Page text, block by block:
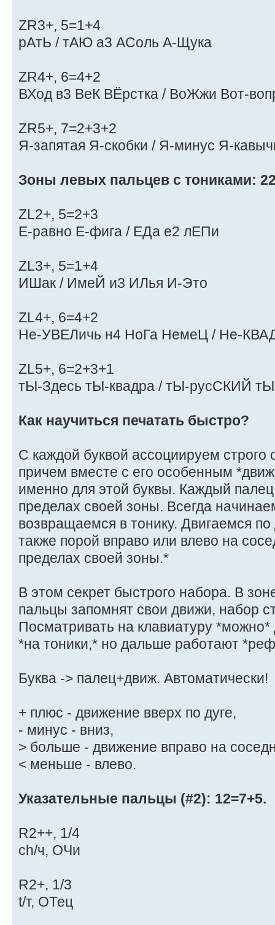
ZR3+, 5=1+4
рАтЬ / тАЮ а3 АСоль А-Щука
ZR4+, 6=4+2
ВХод в3 ВеК ВЁрстка / ВоЖжи Вот-
ZR5+, 7=2+3+2
Я-запятая Я-скобки / Я-минус Я-
Зоны левых пальцев с тониками:
ZL2+, 5=2+3
Е-равно Е-фига / ЕДа е2 лЕПи
ZL3+, 5=1+4
ИШак / ИмеЙ и3 ИЛья И-Это
ZL4+, 6=4+2
Не-УВЕЛичь н4 НоГа НемеЦ / Не-
ZL5+, 6=2+3+1
тЫ-Здесь тЫ-квадра / тЫ-русСКИЙ
Как научиться печатать быстро?
C каждой буквой ассоциируем
причем вместе с его особенным
именно для этой буквы. Каждый палец
пределах своей зоны. Всегда
возвращаемся в тонику. Двигаемся по
также порой вправо или влево на
пределах своей зоны.*
В этом секрет быстрого набора. В
пальцы запомнят свои движи, набор
Посматривать на клавиатуру *можно*
*на тоники,* но дальше работают
Буква -> палец+движ. Автоматически!
+ плюс - движение вверх по дуге,
- минус - вниз,
> больше - движение вправо на
< меньше - влево.
Указательные пальцы (#2): 12=7+5.
R2++, 1/4
ch/ч, ОЧи
R2+, 1/3
t/т, ОТец